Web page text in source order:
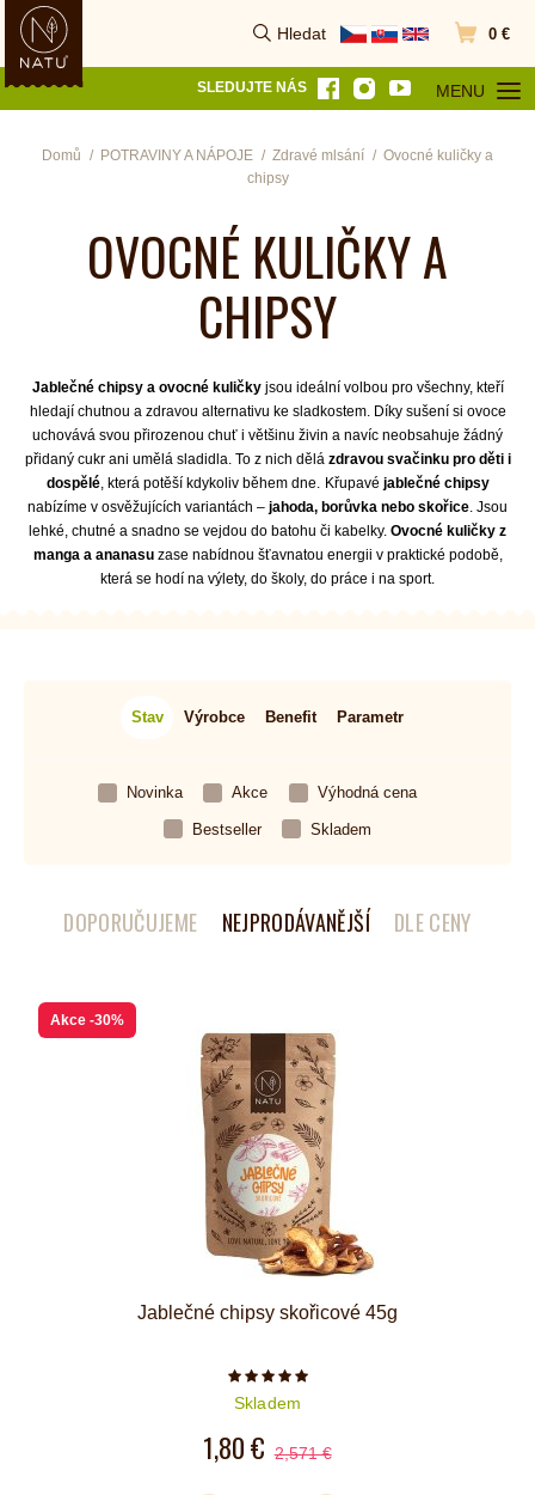
Hledat
Vyhledat Přejít do
0 €
SLEDUJTE NÁS MENU
OTEVŘÍT
Domů POTRAVINY A NÁPOJE Zdravé mlsání
Ovocné kuličky a
chipsy
OVOCNÉ KULIČKY A
CHIPSY
Jablečné chipsy a ovocné kuličkyjsou ideální volbou pro všechny, kteří
hledají chutnou a zdravou alternativu ke sladkostem. Díky sušení si ovoce
uchovává svou přirozenou chuť i většinu živin a navíc neobsahuje žádný
přidaný cukr ani umělá sladidla. To z nich dělá zdravou svačinku pro děti i
dospělé, která potěší kdykoliv během dne. Křupavé jablečné chipsy
nabízíme v osvěžujících variantách – jahoda, borůvka nebo skořice . Jsou
lehké, chutné a snadno se vejdou do batohu či kabelky. Ovocné kuličky z
manga a ananasuzase nabídnou šťavnatou energii v praktické podobě,
která se hodí na výlety, do školy, do práce i na sport.
Stav Výrobce Benefit Parametr
Novinka Akce Výhodná cena
Bestseller Skladem
DOPORUČUJEME NEJPRODÁVANĚJŠÍ DLE CENY
Akce -30%
Jablečné chipsy skořicové 45g
Počet hvězdiček je 5 z 5
Skladem
1,80 € 2,571 €